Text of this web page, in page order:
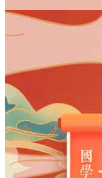
男
男 女
出生时间
2026年 日17 时18分